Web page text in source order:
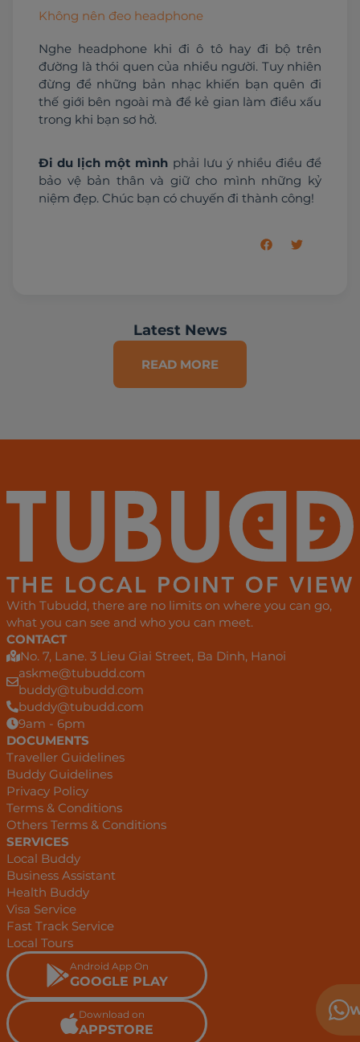
Không nên đeo headphone
Nghe headphone khi đi ô tô hay đi bộ trên
đường là thói quen của nhiều người. Tuy nhiên
đừng để những bản nhạc khiến bạn quên đi
thế giới bên ngoài mà để kẻ gian làm điều xấu
trong khi bạn sơ hở.
Đi du lịch một mình phải lưu ý nhiều điều để
bảo vệ bản thân và giữ cho mình những kỷ
niệm đẹp. Chúc bạn có chuyến đi thành công!
Latest News
READ MORE
With Tubudd, there are no limits on where you can go,
what you can see and who you can meet.
CONTACT
No. 7, Lane. 3 Lieu Giai Street, Ba Dinh, Hanoi
askme@tubudd.com
buddy@tubudd.com
buddy@tubudd.com
9am - 6pm
DOCUMENTS
Traveller Guidelines
Buddy Guidelines
Privacy Policy
Terms & Conditions
Others Terms & Conditions
SERVICES
Local Buddy
Business Assistant
Health Buddy
Visa Service
Fast Track Service
Local Tours
Android App On
GOOGLE PLAY
Download on
APPSTORE